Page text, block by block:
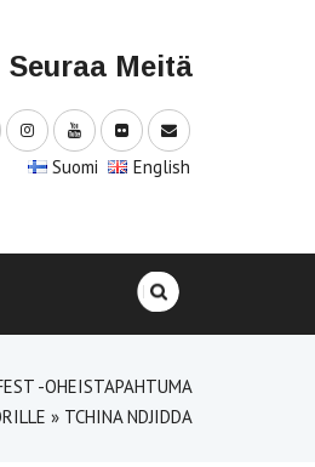
Seuraa Meitä
Suomi English
Haku:
-OHEISTAPAHTUMA
» TCHINA NDJIDDA